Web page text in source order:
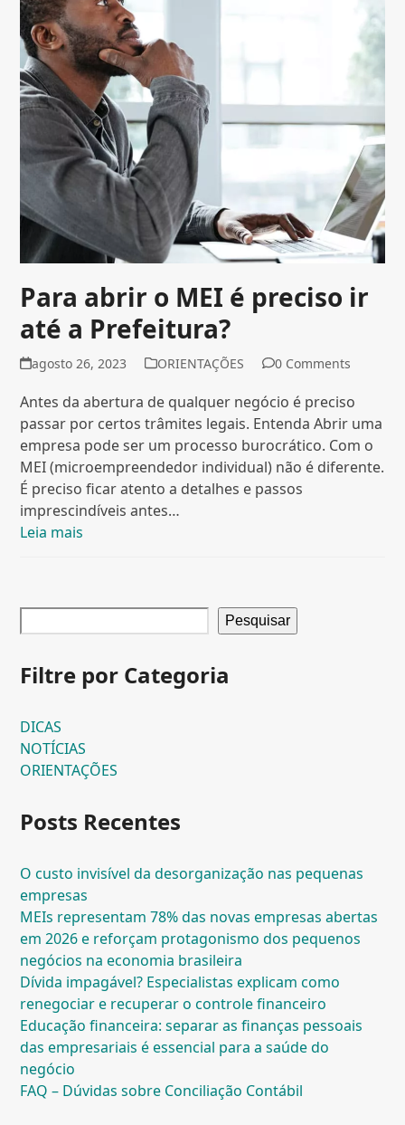
Para abrir o MEI é preciso ir
até a Prefeitura?
agosto 26, 2023 ORIENTAÇÕES 0 Comments
Antes da abertura de qualquer negócio é preciso
passar por certos trâmites legais. Entenda Abrir uma
empresa pode ser um processo burocrático. Com o
MEI (microempreendedor individual) não é diferente.
É preciso ficar atento a detalhes e passos
imprescindíveis antes…
Leia mais
Pesquisar
Filtre por Categoria
DICAS
NOTÍCIAS
ORIENTAÇÕES
Posts Recentes
O custo invisível da desorganização nas pequenas
empresas
MEIs representam 78% das novas empresas abertas
em 2026 e reforçam protagonismo dos pequenos
negócios na economia brasileira
Dívida impagável? Especialistas explicam como
renegociar e recuperar o controle financeiro
Educação financeira: separar as finanças pessoais
das empresariais é essencial para a saúde do
negócio
FAQ – Dúvidas sobre Conciliação Contábil